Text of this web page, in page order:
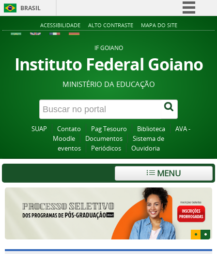
BRASIL
Simplifique!
Acesso à informação
Legislação
Canais
ACESSIBILIDADE ALTO CONTRASTE MAPA DO SITE
IF GOIANO
Instituto Federal Goiano
MINISTÉRIO DA EDUCAÇÃO
SUAP Contato Pag Tesouro Biblioteca
AVA -
Moodle
Documentos
Sistema de
eventos
Periódicos Ouvidoria
MENU